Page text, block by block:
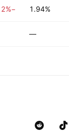
1.94%
−0.12%
—